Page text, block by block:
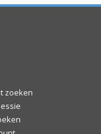
zoeken